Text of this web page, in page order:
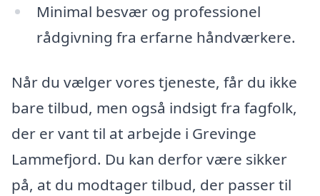
Minimal besvær og professionel
rådgivning fra erfarne håndværkere.
Når du vælger vores tjeneste, får du ikke
bare tilbud, men også indsigt fra fagfolk,
der er vant til at arbejde i Grevinge
Lammefjord. Du kan derfor være sikker
på, at du modtager tilbud, der passer til